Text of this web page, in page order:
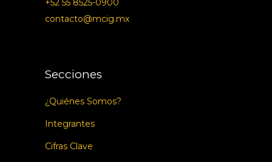
+52 55 8525-0900
contacto@mcig.mx
Secciones
¿Quiénes Somos?
Integrantes
Cifras Clave